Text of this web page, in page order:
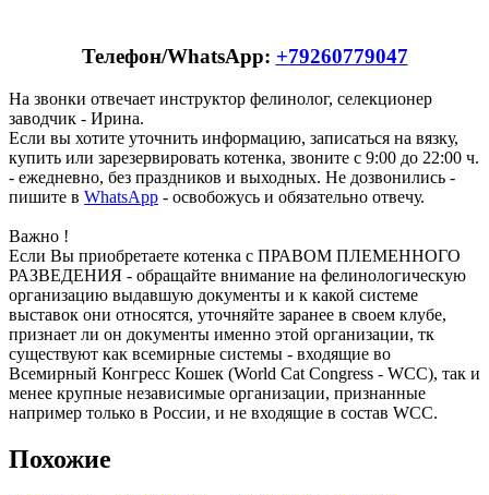
Телефон/WhatsApp: +79260779047
На звонки отвечает инструктор фелинолог, селекционер
заводчик - Ирина.
Если вы хотите уточнить информацию, записаться на вязку,
купить или зарезервировать котенка, звоните с 9:00 до 22:00 ч.
- ежедневно, без праздников и выходных. Не дозвонились -
пишите в WhatsApp - освобожусь и обязательно отвечу.
Важно !
Если Вы приобретаете котенка с ПРАВОМ ПЛЕМЕННОГО
РАЗВЕДЕНИЯ - обращайте внимание на фелинологическую
организацию выдавшую документы и к какой системе
выставок они относятся, уточняйте заранее в своем клубе,
признает ли он документы именно этой организации, тк
существуют как всемирные системы - входящие во
Всемирный Конгресс Кошек (World Cat Congress - WCC), так и
менее крупные независимые организации, признанные
например только в России, и не входящие в состав WCC.
Похожие